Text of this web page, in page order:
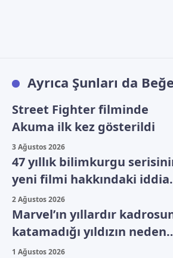
Ayrıca Şunları da
Street Fighter filminde
Akuma ilk kez gösterildi
3 Ağustos 2026
47 yıllık bilimkurgu
yeni filmi hakkındaki iddia
yalanlandı
2 Ağustos 2026
Marvel’ın yıllardır
katamadığı yıldızın neden
beklediği açıklandı
1 Ağustos 2026